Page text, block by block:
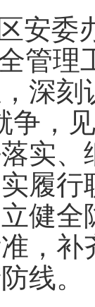
安委
管
深刻
争，
实
履
健
，
线。